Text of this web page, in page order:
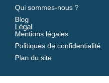
Qui sommes-nous ?
Blog
Légal
Mentions légales
Politiques de confidentialité
Plan du site